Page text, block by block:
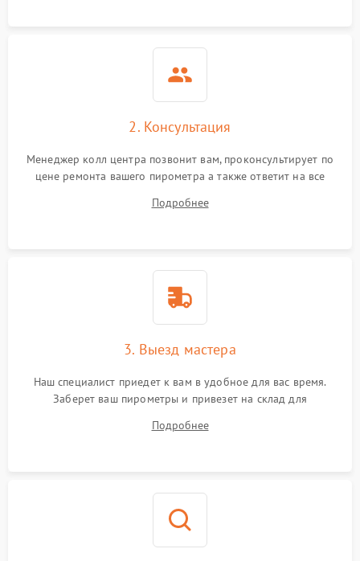
2. Консультация
Менеджер колл центра позвонит вам, проконсультирует по
цене ремонта вашего пирометра а также ответит на все
Подробнее
3. Выезд мастера
Наш специалист приедет к вам в удобное для вас время.
Заберет ваш пирометры и привезет на склад для
Подробнее